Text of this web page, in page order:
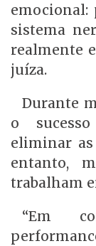
emocional:
sistema
realmente
juíza.
Durante
o
eliminar as
entanto,
trabalham
“Em